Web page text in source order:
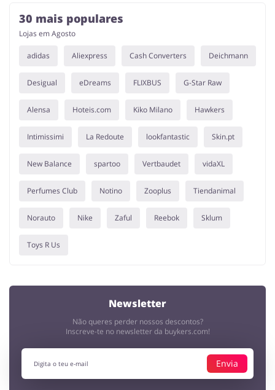
30 mais populares
Lojas em Agosto
adidas Aliexpress Cash Converters Deichmann
Desigual eDreams FLIXBUS G-Star Raw
Alensa Hoteis.com Kiko Milano Hawkers
Intimissimi La Redoute lookfantastic Skin.pt
New Balance spartoo Vertbaudet vidaXL
Perfumes Club Notino Zooplus Tiendanimal
Norauto Nike Zaful Reebok Sklum
Toys R Us
Newsletter
Não queres perder nossos descontos?
Inscreve-te no newsletter da buykers.com!
Envia